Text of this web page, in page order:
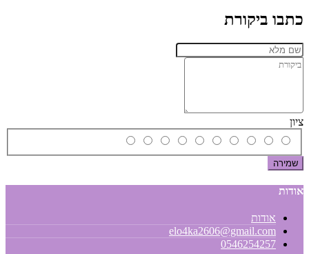
כתבו ביקורת
ציון
שמירה
אודות
אודות
elo4ka2606@gmail.com
0546254257